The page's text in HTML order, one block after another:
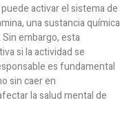
activar el sistema de
una sustancia química
embargo, esta
si la actividad se
es fundamental
sin caer en
la salud mental de